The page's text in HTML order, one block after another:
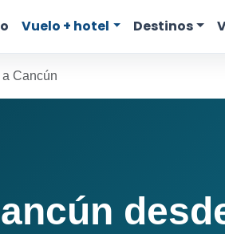
Vuelo + hotel Destinos
a Cancún